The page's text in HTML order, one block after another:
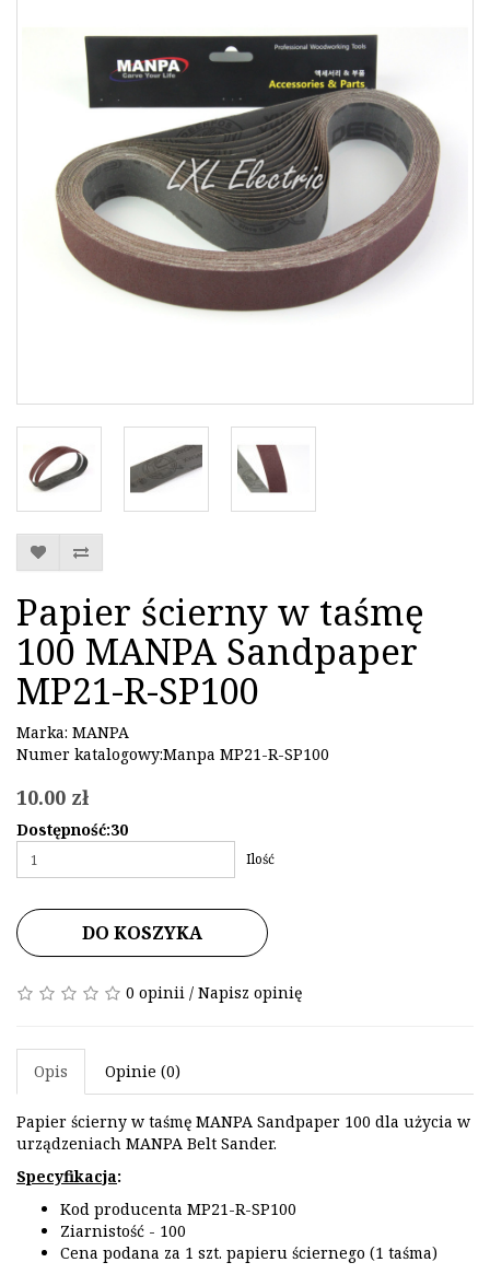
Papier ścierny w taśmę
100 MANPA Sandpaper
MP21-R-SP100
Marka: MANPA
Numer katalogowy:Manpa MP21-R-SP100
10.00 zł
Dostępność:30
Ilość
DO KOSZYKA
0 opinii / Napisz opinię
Opis Opinie (0)
Papier ścierny w taśmę MANPA Sandpaper 100 dla użycia w
urządzeniach MANPA Belt Sander.
Specyfikacja:
Kod producenta MP21-R-SP100
Ziarnistość - 100
Cena podana za 1 szt. papieru ściernego (1 taśma)